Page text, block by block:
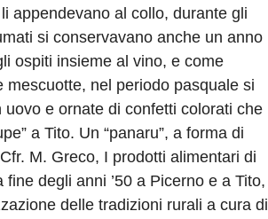
appendevano al collo, durante gli
si conservavano anche un anno
ospiti insieme al vino, e come
nel periodo pasquale si
e ornate di confetti colorati che
a Tito. Un “panaru”, a forma di
M. Greco, I prodotti alimentari di
degli anni ’50 a Picerno e a Tito,
delle tradizioni rurali a cura di